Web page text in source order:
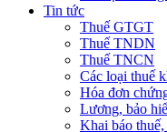
Tin tức
Thuế GTGT
Thuế TNDN
Thuế TNCN
Các loại thuế
Hóa đơn
Lương, bảo
Khai báo